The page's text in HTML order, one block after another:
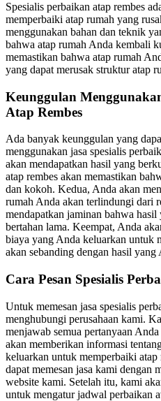
Spesialis perbaikan atap rembes
memperbaiki atap rumah yang
menggunakan bahan dan teknik
bahwa atap rumah Anda kembali
memastikan bahwa atap rumah
yang dapat merusak struktur atap
Keunggulan
Atap Rembes
Ada banyak keunggulan yang
menggunakan jasa spesialis
akan mendapatkan hasil yang
atap rembes akan memastikan
dan kokoh. Kedua, Anda akan
rumah Anda akan terlindungi dari
mendapatkan jaminan bahwa
bertahan lama. Keempat, Anda
biaya yang Anda keluarkan untuk
akan sebanding dengan hasil yang
Cara Pesan Spesialis
Untuk memesan jasa spesialis
menghubungi perusahaan kami.
menjawab semua pertanyaan
akan memberikan informasi
keluarkan untuk memperbaiki
dapat memesan jasa kami dengan
website kami. Setelah itu, kami
untuk mengatur jadwal perbaikan